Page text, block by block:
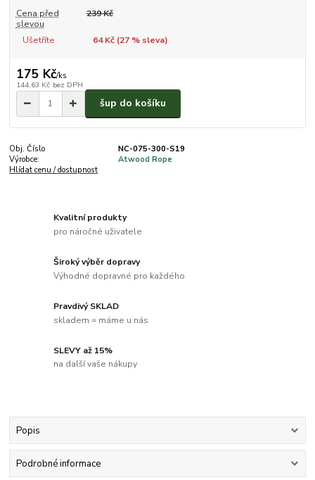
Cena před
slevou
239 Kč
Ušetříte 64 Kč (27% sleva)
175 Kč/ks
144,63 Kč bez DPH
šup do košíku
Obj. Číslo
NC-075-300-S19
Výrobce:
Atwood Rope
Hlídat cenu / dostupnost
Kvalitní produkty
pro náročné uživatele
Široký výběr dopravy
Výhodné dopravné pro každého
Pravdivý SKLAD
skladem = máme u nás
SLEVY až 15%
na další vaše nákupy
Popis
Podrobné informace